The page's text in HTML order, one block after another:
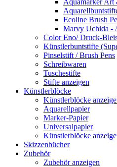
Aquamarker
Ecoline Brush
Marvy Uchida -
Color Eno/ Druck-
Künstlerbuntstifte
Pinselstift / Brush Pens
Schreibwaren
Tuschestifte
Stifte anzeigen
Künstlerblöcke
Künstlerblöcke
Aquarellpapier
Marker-Papier
Universalpapier
Künstlerblöcke
Skizzenbücher
Zubehör
Zubehör anzeigen